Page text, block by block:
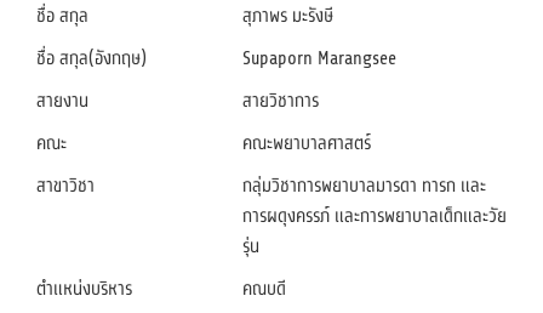
ชื่อ สกุล
สุภาพร มะรังษี
ชื่อ สกุล(อังกฤษ)
Supaporn Marangsee
สายงาน
สายวิชาการ
คณะ
คณะพยาบาลศาสตร์
สาขาวิชา
กลุ่มวิชาการพยาบาลมารดา ทารก และ
การผดุงครรภ์ และการพยาบาลเด็กและวัย
รุ่น
ตำแหน่งบริหาร
คณบดี